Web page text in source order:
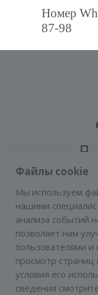
Адрес: г.
E-
Номер
87-98
Файлы cookie
Мы используем
нашими
анализа событий
позволяет нам
пользователями
просмотр
условия его
сведения